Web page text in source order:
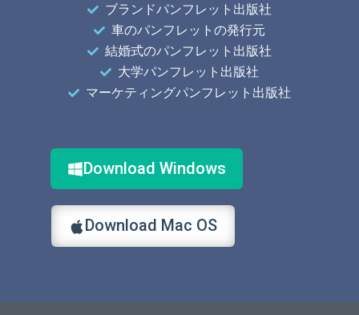
ブランドパンフレット出版社
車のパンフレットの発行元
結婚式のパンフレット出版社
大学パンフレット出版社
マーケティングパンフレット出版社
Download Windows
Download Mac OS